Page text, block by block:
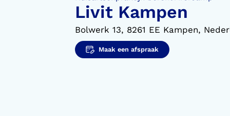
Steunkousen (klasse 1)
Aantrekhulpen
Steunzolen
Voetdrukmeting
Arm Elleboog
Heup Bekken Lies
Schoenencatalogus
Ambulo
Armprothese
Elleboogprothese
Veiligheidsschoenen –
Werkgever
Livit Kampen
Bolwerk 13, 8261 EE Kampen,
Maak een afspraak